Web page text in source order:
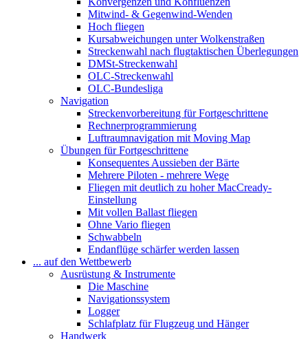
Mitwind- & Gegenwind-Wenden
Hoch fliegen
Kursabweichungen unter Wolkenstraßen
Streckenwahl nach flugtaktischen Überlegungen
DMSt-Streckenwahl
OLC-Streckenwahl
OLC-Bundesliga
Navigation
Streckenvorbereitung für Fortgeschrittene
Rechnerprogrammierung
Luftraumnavigation mit Moving Map
Übungen für Fortgeschrittene
Konsequentes Aussieben der Bärte
Mehrere Piloten - mehrere Wege
Fliegen mit deutlich zu hoher MacCready-
Einstellung
Mit vollen Ballast fliegen
Ohne Vario fliegen
Schwabbeln
Endanflüge schärfer werden lassen
... auf den Wettbewerb
Ausrüstung & Instrumente
Die Maschine
Navigationssystem
Logger
Schlafplatz für Flugzeug und Hänger
Handwerk